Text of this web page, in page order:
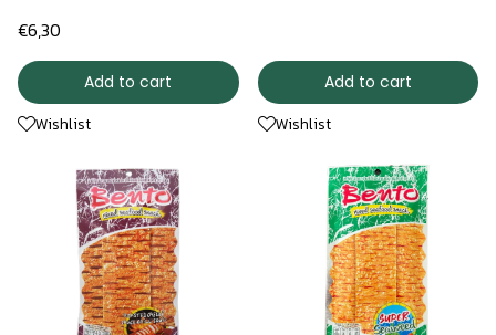
€6,30
Add to cart
Wishlist
Add to cart
Wishlist